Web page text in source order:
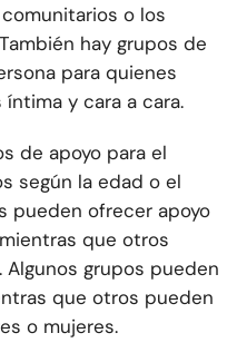
o los
hay grupos de
para quienes
y cara a cara.
de apoyo para el
según la edad o el
pueden ofrecer apoyo
que otros
grupos pueden
que otros pueden
o mujeres.